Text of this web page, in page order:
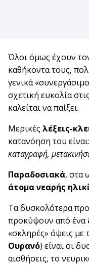
Όλοι όμως έχουν
καθήκοντα τους,
γενικά
σχετική ευκολία
καλείται να παίξει.
Μερικές λέξεις-
κατανόηση του είναι:
καταγραφή,
Παραδοσιακά, στα
άτομα νεαρής
Τα δυσκολότερα
προκύψουν από ένα
«σκληρές» όψεις με
Ουρανό) είναι οι
αισθήσεις, το